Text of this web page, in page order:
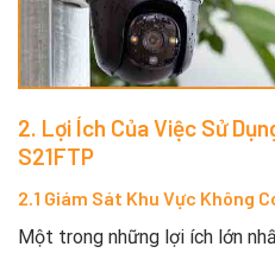
2. Lợi Ích Của Việc Sử
S21FTP
2.1 Giám Sát Khu Vực Không
Một trong những lợi ích lớn